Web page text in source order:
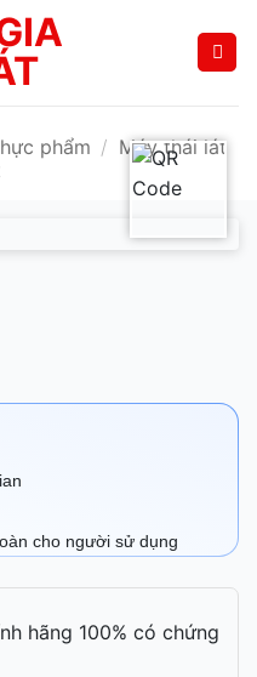
phẩm / Máy thái lát
cho người sử dụng
hãng 100% có chứng